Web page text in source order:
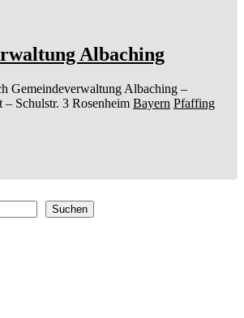
Albaching
Gemeindeverwaltung Albaching –
– Schulstr. 3 Rosenheim Bayern Pfaffing
Suchen